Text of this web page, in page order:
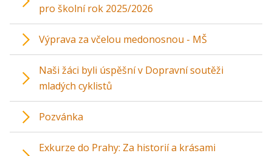
pro školní rok 2025/2026
Výprava za včelou medonosnou - MŠ
Naši žáci byli úspěšní v Dopravní soutěži
mladých cyklistů
Pozvánka
Exkurze do Prahy: Za historií a krásami